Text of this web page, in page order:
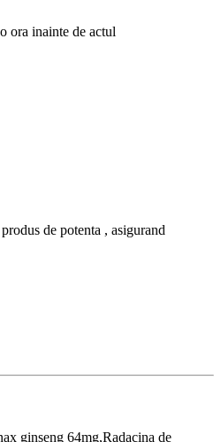
ora inainte de actul
de potenta , asigurand
ginseng 64mg,Radacina de